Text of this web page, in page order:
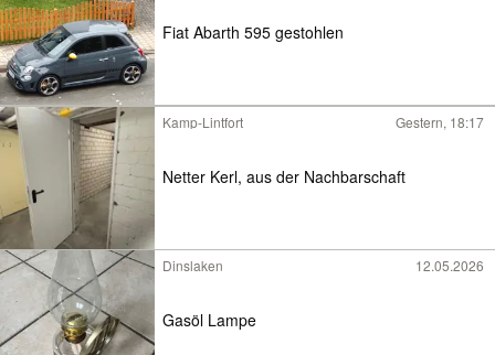
Fiat Abarth 595 gestohlen
Kamp-Lintfort Gestern, 18:17
Netter Kerl, aus der Nachbarschaft
Dinslaken 12.05.2026
Gasöl Lampe